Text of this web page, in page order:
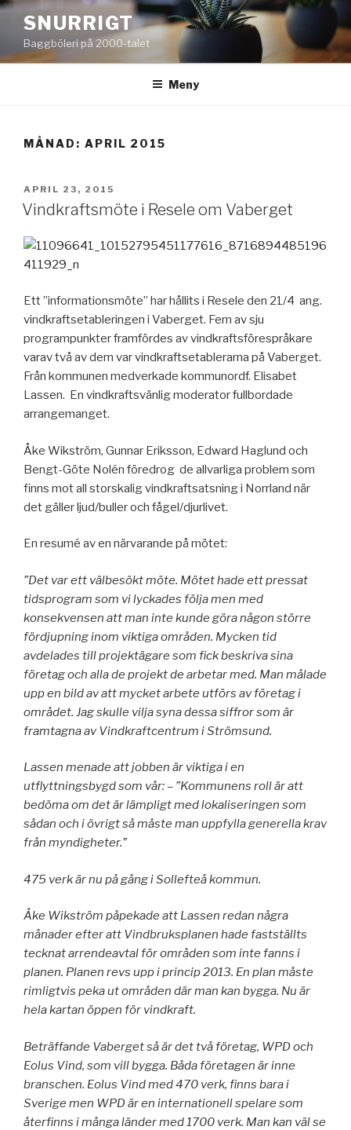
Hoppa
innehåll
SNURRIGT
Baggböleri på 2000-talet
Meny
MÅNAD: APRIL 2015
PUBLICERAT
APRIL 23, 2015
Vindkraftsmöte i Resele om Vaberget
Ett ”informationsmöte” har hållits i Resele den 21/4 ang.
vindkraftsetableringen i Vaberget. Fem av sju
programpunkter framfördes av vindkraftsförespråkare
varav två av dem var vindkraftsetablerarna på Vaberget.
Från kommunen medverkade kommunordf. Elisabet
Lassen. En vindkraftsvänlig moderator fullbordade
arrangemanget.
Åke Wikström, Gunnar Eriksson, Edward Haglund och
Bengt-Göte Nolén föredrog de allvarliga problem som
finns mot all storskalig vindkraftsatsning i Norrland när
det gäller ljud/buller och fågel/djurlivet.
En resumé av en närvarande på mötet:
”Det var ett välbesökt möte. Mötet hade ett pressat
tidsprogram som vi lyckades följa men med
konsekvensen att man inte kunde göra någon större
fördjupning inom viktiga områden. Mycken tid
avdelades till projektägare som fick beskriva sina
företag och alla de projekt de arbetar med. Man målade
upp en bild av att mycket arbete utförs av företag i
området. Jag skulle vilja syna dessa siffror som är
framtagna av Vindkraftcentrum i Strömsund.
Lassen menade att jobben är viktiga i en
utflyttningsbygd som vår: – ”Kommunens roll är att
bedöma om det är lämpligt med lokaliseringen som
sådan och i övrigt så måste man uppfylla generella krav
från myndigheter.”
475 verk är nu på gång i Sollefteå kommun.
Åke Wikström påpekade att Lassen redan några
månader efter att Vindbruksplanen hade fastställts
tecknat arrendeavtal för områden som inte fanns i
planen. Planen revs upp i princip 2013. En plan måste
rimligtvis peka ut områden där man kan bygga. Nu är
hela kartan öppen för vindkraft.
Beträffande Vaberget så är det två företag, WPD och
Eolus Vind, som vill bygga. Båda företagen är inne
branschen. Eolus Vind med 470 verk, finns bara i
Sverige men WPD är en internationell spelare som
återfinns i många länder med 1700 verk. Man kan väl se